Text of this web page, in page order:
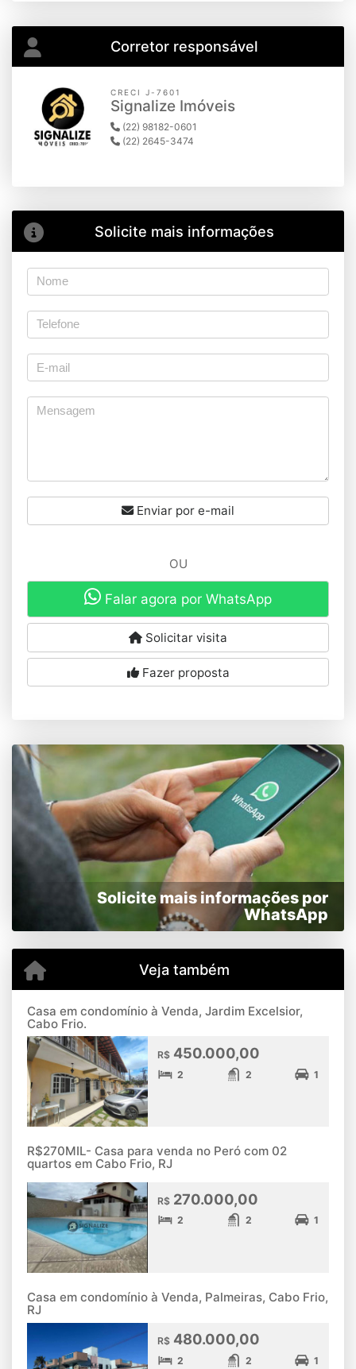
Corretor responsável
CRECI J-7601
Signalize Imóveis
(22) 98182-0601
(22) 2645-3474
Solicite mais informações
Enviar por e-mail
OU
Falar agora por WhatsApp
Solicitar visita
Fazer proposta
Solicite mais informações por
WhatsApp
Veja também
Casa em condomínio à Venda, Jardim Excelsior,
Cabo Frio.
R$ 450.000,00
2 2 1
R$270MIL- Casa para venda no Peró com 02
quartos em Cabo Frio, RJ
R$ 270.000,00
2 2 1
Casa em condomínio à Venda, Palmeiras, Cabo Frio,
RJ
R$ 480.000,00
2 2 1